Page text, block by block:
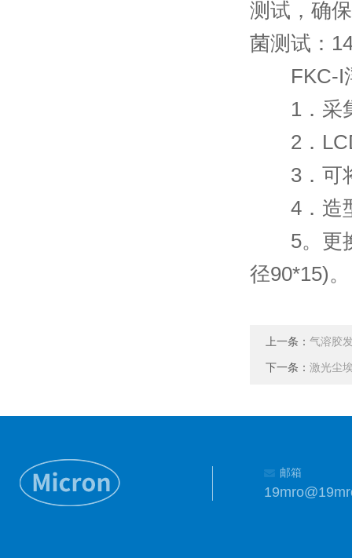
测试，确
菌测试：
FKC-I浮
1．采集
2．LCD
3．可将
4．造型
5。更换
径90*15)。
上一条： 气溶胶
下一条： 激光尘
邮箱